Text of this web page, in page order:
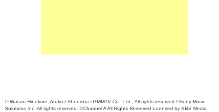
© Wataru Hinekure, Aruko / Shueisha cGMMTV Co., Ltd., All rights reserved ©Sony Music
Solutions Inc. All rights reserved. ©Channel A All Rights Reserved Licensed by KBS Media